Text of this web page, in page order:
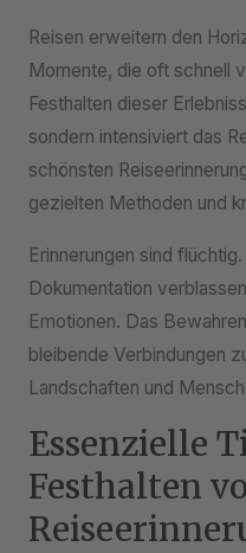
Reisen erweitern den
Momente, die oft schnell
Festhalten dieser
sondern intensiviert das
schönsten
gezielten Methoden und
Erinnerungen sind
Dokumentation
Emotionen. Das
bleibende Verbindungen
Landschaften und
Essenzielle
Festhalten